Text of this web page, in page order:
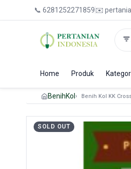
📞 6281252271859✉️
Home Produk
BenihKol Benih Kol KK
SOLD OUT